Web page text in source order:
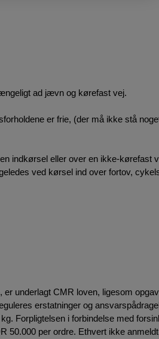
ad jævn og kørefast vej.
er frie, (der må ikke stå
indkørsel eller over en ikke-kørefast
ved kørsel ind over fortov,
er underlagt CMR loven, ligesom
erstatninger og
Forpligtelsen i forbindelse med
50.000 per ordre. Ethvert ikke